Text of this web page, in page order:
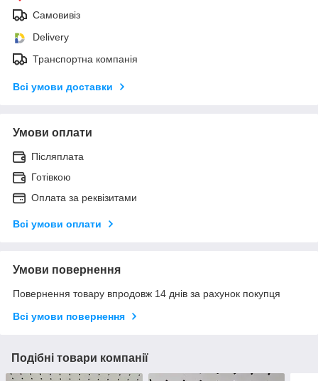
Самовивіз
Delivery
Транспортна компанія
Всі умови доставки
Умови оплати
Післяплата
Готівкою
Оплата за реквізитами
Всі умови оплати
Умови повернення
Повернення товару впродовж 14 днів за рахунок покупця
Всі умови повернення
Подібні товари компанії